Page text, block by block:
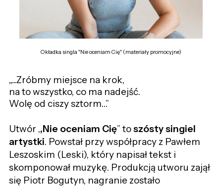
Okładka singla "Nie oceniam Cię" (materiały promocyjne)
,,...Zróbmy miejsce na krok,
na to wszystko, co ma nadejść.
Wolę od ciszy sztorm…”
Utwór ,,Nie oceniam Cię” toszósty singiel
artystki. Powstał przy współpracy z Pawłem
Leszoskim (Leski), który napisał tekst i
skomponował muzykę. Produkcją utworu zajął
się Piotr Bogutyn, nagranie zostało